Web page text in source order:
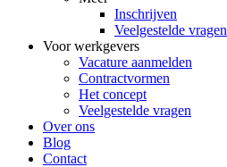
Inschrijven
Veelgestelde vragen
Voor werkgevers
Vacature aanmelden
Contractvormen
Het concept
Veelgestelde vragen
Over ons
Blog
Contact